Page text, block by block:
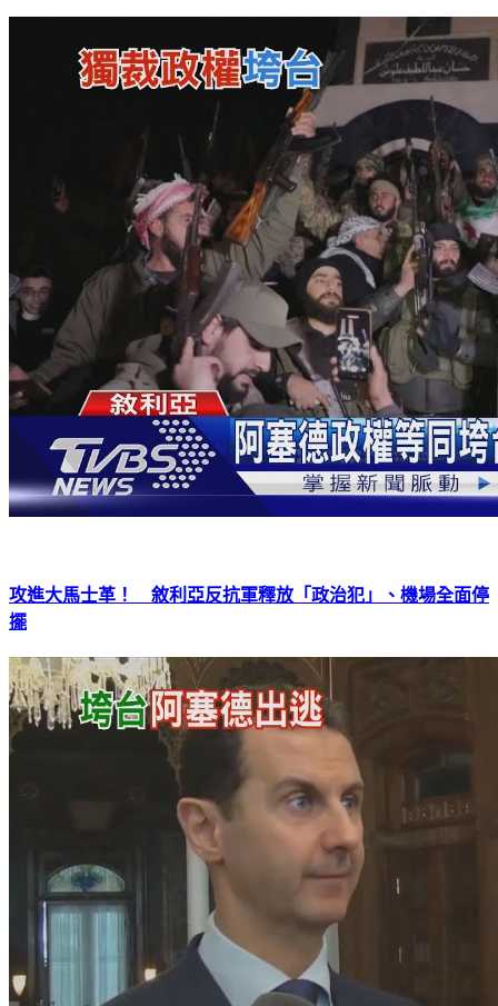
攻進大馬士革！ 敘利亞反抗軍釋放「政治犯」、機場全面停
擺